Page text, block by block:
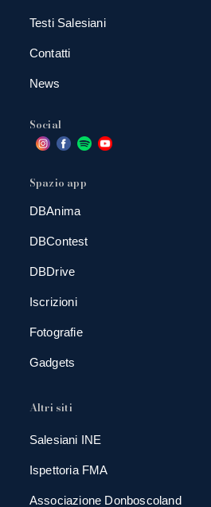
Testi Salesiani
Contatti
News
Social
Spazio app
DBAnima
DBContest
DBDrive
Iscrizioni
Fotografie
Gadgets
Altri siti
Salesiani INE
Ispettoria FMA
Associazione Donboscoland